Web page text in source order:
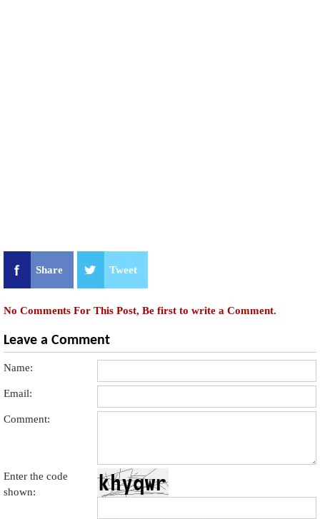
Share Tweet
No Comments For This Post, Be first to write a Comment.
Leave a Comment
Name:
Email:
Comment:
Enter the code
shown: